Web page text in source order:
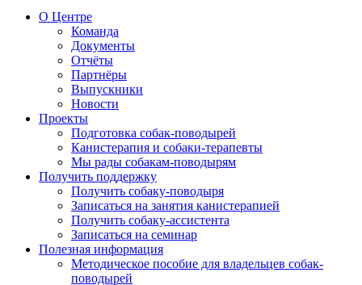
О Центре
Команда
Документы
Отчёты
Партнёры
Выпускники
Новости
Проекты
Подготовка собак-поводырей
Канистерапия и собаки-терапевты
Мы рады собакам-поводырям
Получить поддержку
Получить собаку-поводыря
Записаться на занятия канистерапией
Получить собаку-ассистента
Записаться на семинар
Полезная информация
Методическое пособие для владельцев собак-
поводырей